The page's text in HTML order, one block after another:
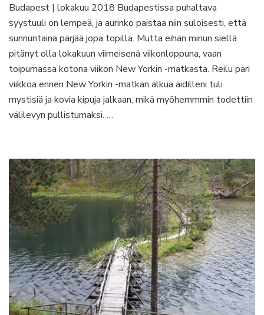
syysloma
New
Yorkissa
vaihtui
pikapyrähdykseen
Budapestissä
Budapest | lokakuu 2018 Budapestissa puhaltava
syystuuli on lempeä, ja aurinko paistaa niin suloisesti, että
sunnuntaina pärjää jopa topilla. Mutta eihän minun siellä
pitänyt olla lokakuun viimeisenä viikonloppuna, vaan
toipumassa kotona viikon New Yorkin -matkasta. Reilu pari
viikkoa ennen New Yorkin -matkan alkua äidilleni tuli
mystisiä ja kovia kipuja jalkaan, mikä myöhemmmin todettiin
välilevyn pullistumaksi. …